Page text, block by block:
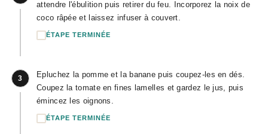
attendre l'ébulition puis retirer du feu. Incorporez la noix de
coco râpée et laissez infuser à couvert.
ÉTAPE TERMINÉE
3
Epluchez la pomme et la banane puis coupez-les en dés.
Coupez la tomate en fines lamelles et gardez le jus, puis
émincez les oignons.
ÉTAPE TERMINÉE